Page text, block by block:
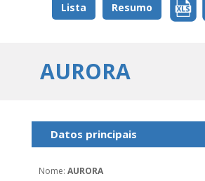
Lista Resumo
AURORA
Datos principais
Nome: AURORA